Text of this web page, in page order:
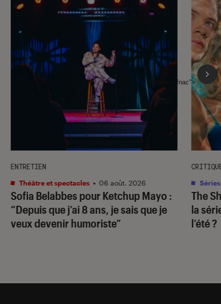
Sofia Belabbes pour Ketchup Mayo :
“Depuis que j’ai 8 ans, je sais que je
veux devenir humoriste”
ENTRETIEN
Théâtre et spectacles • 06 août. 2026
The
la
l’été ?
Séries
l'Éclaireur fnac">